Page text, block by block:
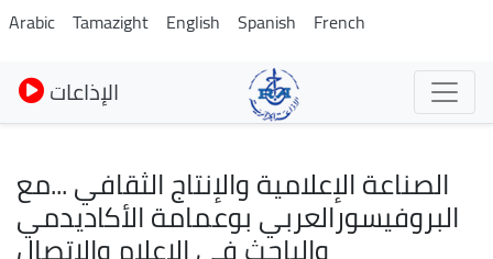
Skip
to
main
content
Arabic Tamazight English Spanish French
الإذاعات
الصناعة الإعلامية والإنتاج الثقافي ...مع
البروفيسورالعربي بوعمامة الأكاديدمي